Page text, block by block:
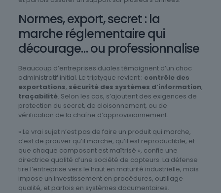
Normes, export, secret : la
marche réglementaire qui
décourage… ou professionnalise
Beaucoup d’entreprises duales témoignent d’un choc
administratif initial. Le triptyque revient : contrôle des
exportations, sécurité des systèmes d’information,
traçabilité. Selon les cas, s’ajoutent des exigences de
protection du secret, de cloisonnement, ou de
vérification de la chaîne d’approvisionnement.
« Le vrai sujet n’est pas de faire un produit qui marche,
c’est de prouver qu’il marche, qu’il est reproductible, et
que chaque composant est maîtrisé », confie une
directrice qualité d’une société de capteurs. La défense
tire l’entreprise vers le haut en maturité industrielle, mais
impose un investissement en procédures, outillage
qualité, et parfois en systèmes documentaires.